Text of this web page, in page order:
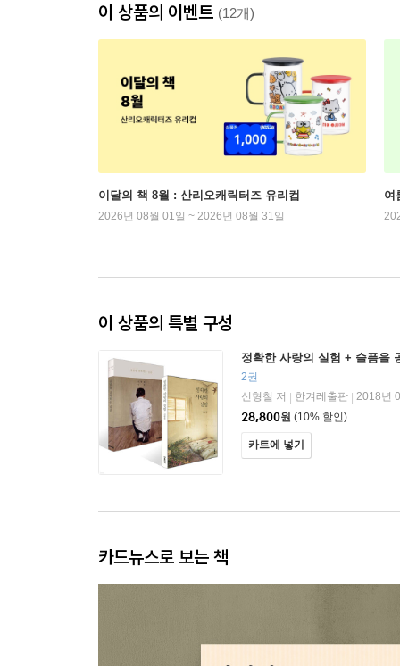
이 상품의 이벤트 (12개)
이달의 책 8월 : 산리오캐릭터즈 유리컵
2026년 08월 01일 ~ 2026년 08월 31일
여
이 상품의 특별 구성
정확한 사랑의 실험 + 슬픔을
2권
신형철 저
한겨레출판
2018년
28,800원 (10% 할인)
카트에 넣기
카드뉴스로 보는 책